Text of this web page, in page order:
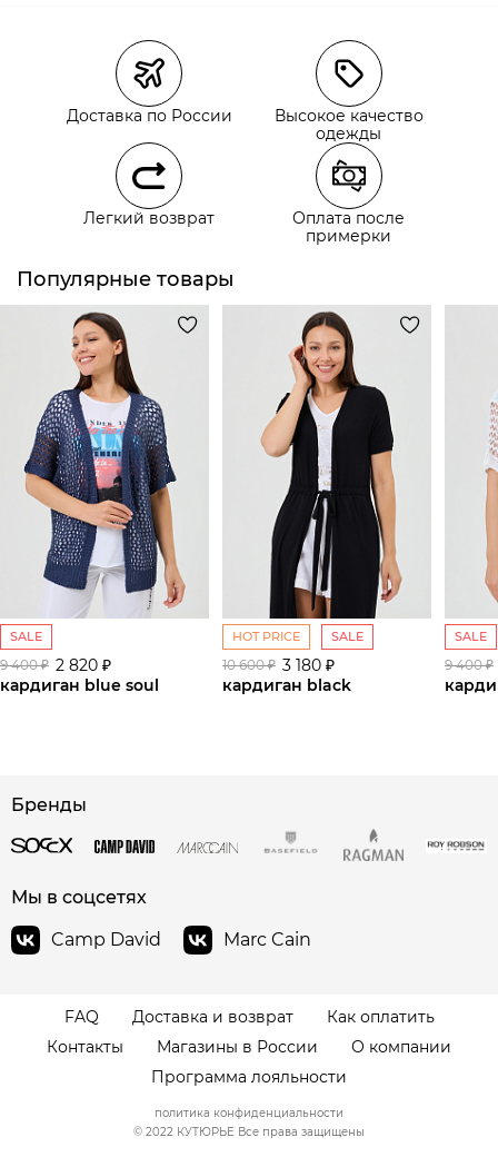
Курьерская доставка СДЭК
Самовывоз из пункта выдачи СДЭК
Самовывоз из наших магазинов
Курьерская доставка СДЭК
Самовывоз из пункта выдачи СДЭК
Доставка по России
Высокое качество
одежды
Легкий возврат
Оплата после
примерки
Популярные товары
SALE
9 400 ₽ 2 820 ₽
кардиган blue soul
HOT PRICE SALE
10 600 ₽ 3 180 ₽
кардиган black
SALE
9 400 ₽
Бренды
Мы в соцсетях
Camp David
Marc Cain
FAQ Доставка и возврат
Как оплатить
Контакты
Магазины в России
О компании
Программа лояльности
© 2022 КУТЮРЬЕ Все права защищены
политика конфиденциальности